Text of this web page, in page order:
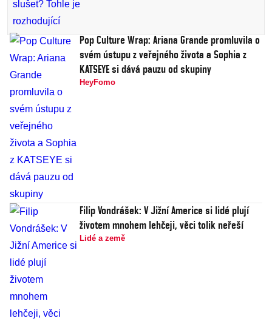
Pop Culture Wrap: Ariana Grande promluvila o
svém ústupu z veřejného života a Sophia z
KATSEYE si dává pauzu od skupiny
HeyFomo
Filip Vondrášek: V Jižní Americe si lidé plují
životem mnohem lehčeji, věci tolik neřeší
Lidé a země